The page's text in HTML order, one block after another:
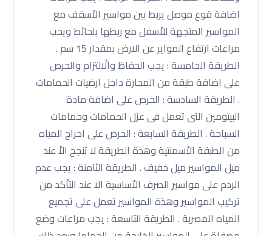
اضافة قوع موصل يربط بين مواسير الاْسقف مع
المواسير المتجهة للاْسفل مع ربطها بلحائط ويحب
مراعات ارتفاع المواير عن الارض بمقدار 15 سم .
الطريقة الخامسة : يجب الحفاظ والْالتزام والحرص
على اضافة طبقة من المحارة داخل ارضيات الحمامات
. الطريقة السادسة : الحرص على اضافة مادة
البيتومين التى تعمل فى عزل الحمامات وحمامات
السباحة . الطريقة السابعة : الحرص على اخراج المياه
من الطبقة الاْسمنتية وهذة الطريقة لا تنجح الاْ عند
ميل المواسير ميل خفيف . الطريقة الثامنة : يجب عدم
الردم على مواسير الصرف الاْساسية الا عند التاْكد من
تركيب المواسير وهذة المواسير تعمل على تجميع
المياه المصربة . الطريقة التاسعة : يجب مراعات وضع